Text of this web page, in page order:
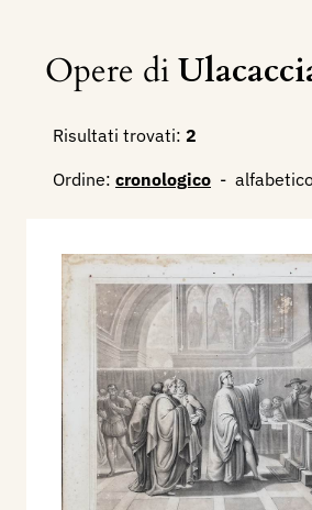
Opere di
Risultati trovati: 2
Ordine: cronologico -